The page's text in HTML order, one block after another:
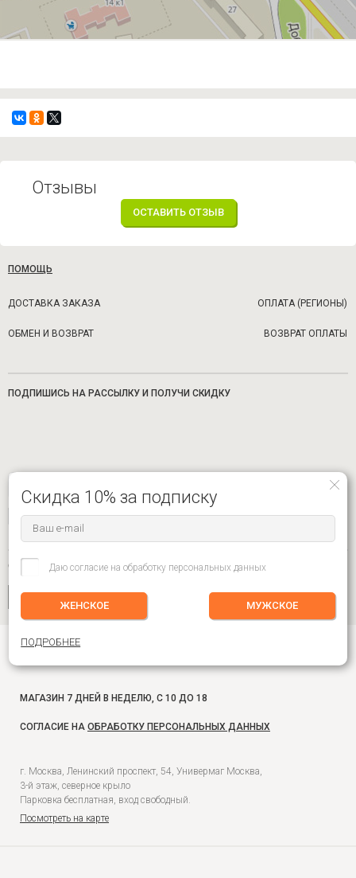
Отзывы
ОСТАВИТЬ ОТЗЫВ
ПОМОЩЬ
ДОСТАВКА ЗАКАЗА ОПЛАТА (РЕГИОНЫ)
ОБМЕН И ВОЗВРАТ ВОЗВРАТ ОПЛАТЫ
ПОДПИШИСЬ НА РАССЫЛКУ И ПОЛУЧИ СКИДКУ
Мужское Женское ПОДРОБНЕЕ
СОЦИАЛЬНЫЕ СЕТИ
МАГАЗИН 7 ДНЕЙ В НЕДЕЛЮ, С 10 ДО 18
СОГЛАСИЕ НА ОБРАБОТКУ ПЕРСОНАЛЬНЫХ ДАННЫХ
г. Москва, Ленинский проспект, 54, Универмаг Москва,
3-й этаж, северное крыло
Парковка бесплатная, вход свободный.
Посмотреть на карте
Скидка 10% за подписку
Даю согласие на обработку персональных данных
ЖЕНСКОЕ МУЖСКОЕ
ПОДРОБНЕЕ